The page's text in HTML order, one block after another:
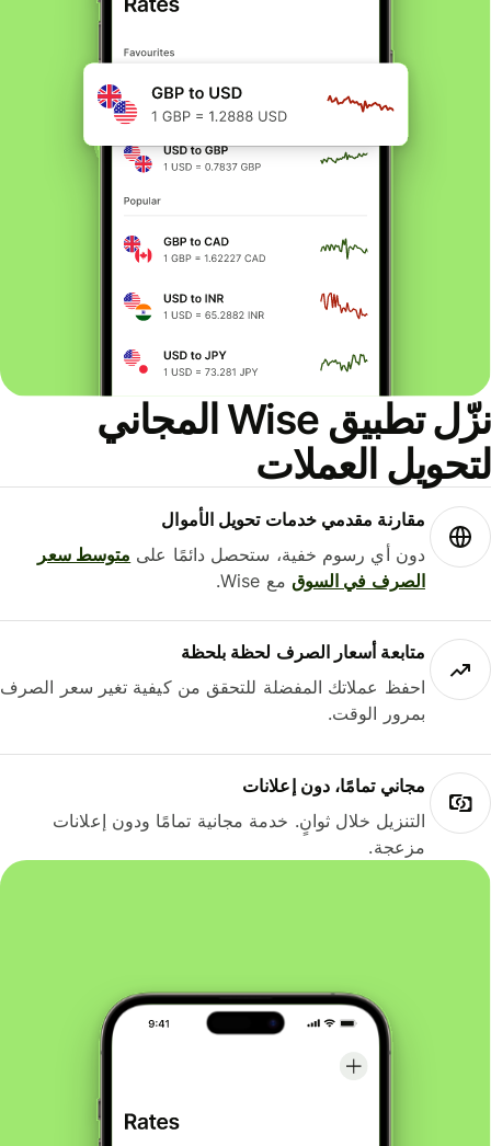
نزّل تطبيق Wise المجاني
العملات
مقارنة مقدمي خدمات تحويل الأموال
دون أي رسوم خفية، ستحصل دائمًا علىمتوسط ​​سعر
الصرف في السوقمع Wise.
متابعة أسعار الصرف لحظة بلحظة
احفظ عملاتك المفضلة للتحقق من كيفية تغير سعر الصرف
بمرور الوقت.
مجاني تمامًا، دون إعلانات
التنزيل خلال ثوانٍ. خدمة مجانية تمامًا ودون إعلانات
مزعجة.